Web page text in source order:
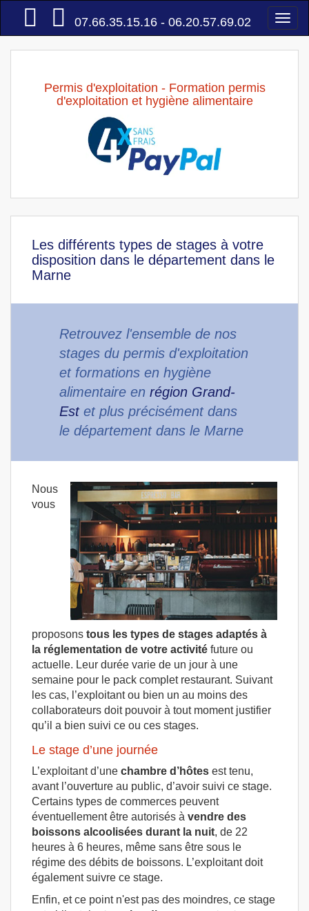
Accueil
07.66.35.15.16 - 06.20.57.69.02
Permis d'exploitation - Formation permis
d'exploitation et hygiène alimentaire
Les différents types de stages à votre
disposition dans le département dans le
Marne
Retrouvez l'ensemble de nos
stages du permis d'exploitation
et formations en hygiène
alimentaire en région Grand-
Estet plus précisément dans
le département dans le Marne
Nous
vous
proposons tous les types de stages adaptés à
la réglementation de votre activité future ou
actuelle. Leur durée varie de un jour à une
semaine pour le pack complet restaurant. Suivant
les cas, l’exploitant ou bien un au moins des
collaborateurs doit pouvoir à tout moment justifier
qu’il a bien suivi ce ou ces stages.
Le stage d’une journée
L’exploitant d’une chambre d’hôtes est tenu,
avant l’ouverture au public, d’avoir suivi ce stage.
Certains types de commerces peuvent
éventuellement être autorisés à vendre des
boissons alcoolisées durant la nuit, de 22
heures à 6 heures, même sans être sous le
régime des débits de boissons. L’exploitant doit
également suivre ce stage.
Enfin, et ce point n'est pas des moindres, ce stage